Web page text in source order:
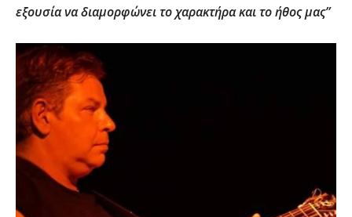
εξουσία να διαμορφώνει το χαρακτήρα και το ήθος μας”